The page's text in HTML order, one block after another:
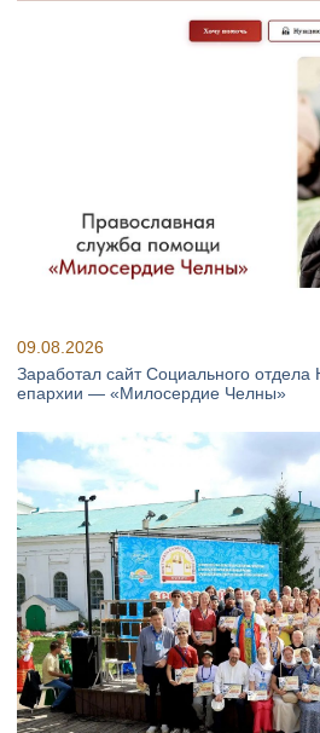
09.08.2026
Заработал сайт Социального
епархии — «Милосердие Челны»